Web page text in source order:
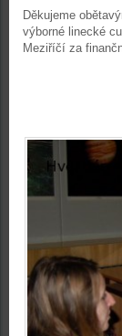
Děkujeme
výborné linecké
Meziříčí za